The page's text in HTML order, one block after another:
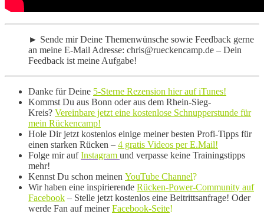
► Sende mir Deine Themenwünsche sowie Feedback gerne
an meine E-Mail Adresse: chris@rueckencamp.de – Dein
Feedback ist meine Aufgabe!
Danke für Deine 5-Sterne Rezension hier auf iTunes!
Kommst Du aus Bonn oder aus dem Rhein-Sieg-
Kreis? Vereinbare jetzt eine kostenlose Schnupperstunde für
mein Rückencamp!
Hole Dir jetzt kostenlos einige meiner besten Profi-Tipps für
einen starken Rücken – 4 gratis Videos per E.Mail!
Folge mir auf Instagram und verpasse keine Trainingstipps
mehr!
Kennst Du schon meinen YouTube Channel?
Wir haben eine inspirierende Rücken-Power-Community auf
Facebook – Stelle jetzt kostenlos eine Beitrittsanfrage! Oder
werde Fan auf meinerFacebook-Seite!